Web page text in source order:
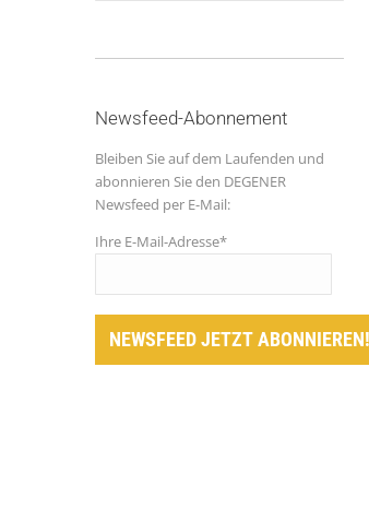
Newsfeed-Abonnement
Bleiben Sie auf dem Laufenden und
abonnieren Sie den DEGENER
Newsfeed per E-Mail:
Ihre E-Mail-Adresse*